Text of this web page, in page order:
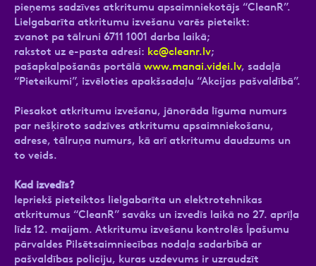
pieņems sadzīves atkritumu apsaimniekotājs “CleanR”.
Lielgabarīta atkritumu izvešanu varēs pieteikt:
zvanot pa tālruni 6711 1001 darba laikā;
rakstot uz e-pasta adresi: kc@cleanr.lv;
pašapkalpošanās portālā www.manai.videi.lv, sadaļā
“Pieteikumi”, izvēloties apakšsadaļu “Akcijas pašvaldībā”.
Piesakot atkritumu izvešanu, jānorāda līguma numurs
par nešķiroto sadzīves atkritumu apsaimniekošanu,
adrese, tālruņa numurs, kā arī atkritumu daudzums un
to veids.
Kad izvedīs?
Iepriekš pieteiktos lielgabarīta un elektrotehnikas
atkritumus “CleanR” savāks un izvedīs laikā no 27. aprīļa
līdz 12. maijam. Atkritumu izvešanu kontrolēs Īpašumu
pārvaldes Pilsētsaimniecības nodaļa sadarbībā ar
pašvaldības policiju, kuras uzdevums ir uzraudzīt